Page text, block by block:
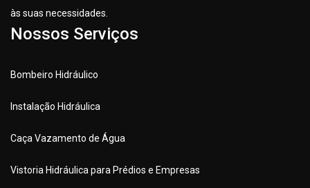
às suas necessidades.
Nossos Serviços
Bombeiro Hidráulico
Instalação Hidráulica
Caça Vazamento de Água
Vistoria Hidráulica para Prédios e Empresas